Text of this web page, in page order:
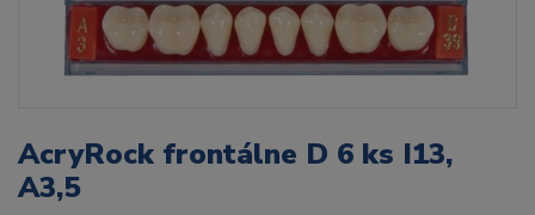
AcryRock frontálne D 6 ks I13,
A3,5